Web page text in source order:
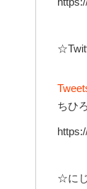
ちひ
☆に